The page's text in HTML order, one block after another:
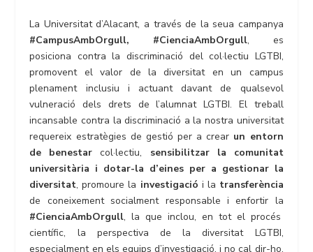
La Universitat d’Alacant, a través de la seua campanya
#CampusAmbOrgull, #CienciaAmbOrgull, es
posiciona contra la discriminació del col·lectiu LGTBI,
promovent el valor de la diversitat en un campus
plenament inclusiu i actuant davant de qualsevol
vulneració dels drets de l’alumnat LGTBI. El treball
incansable contra la discriminació a la nostra universitat
requereix estratègies de gestió per a crear un entorn
de benestar col·lectiu, sensibilitzar la comunitat
universitària i dotar-la d’eines per a gestionar la
diversitat, promoure la investigació i la transferència
de coneixement socialment responsable i enfortir la
#CienciaAmbOrgull, la que inclou, en tot el procés
científic, la perspectiva de la diversitat LGTBI,
especialment en els equips d’investigació, i no cal dir-ho,